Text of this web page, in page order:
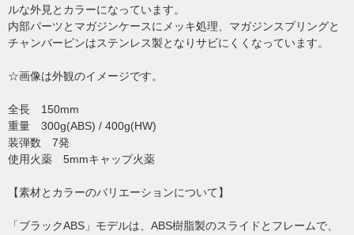
ルな外見とカラーになっています。
内部パーツとマガジンケースにメッキ処理、マガジンスプリングと
チャンバーピンはステンレス製となりサビにくくなっています。
☆画像は外観のイメージです。
全長 150mm
重量 300g(ABS) / 400g(HW)
装弾数 7発
使用火薬 5mmキャップ火薬
【素材とカラーのバリエーションについて】
「ブラックABS」モデルは、ABS樹脂製のスライドとフレームで、